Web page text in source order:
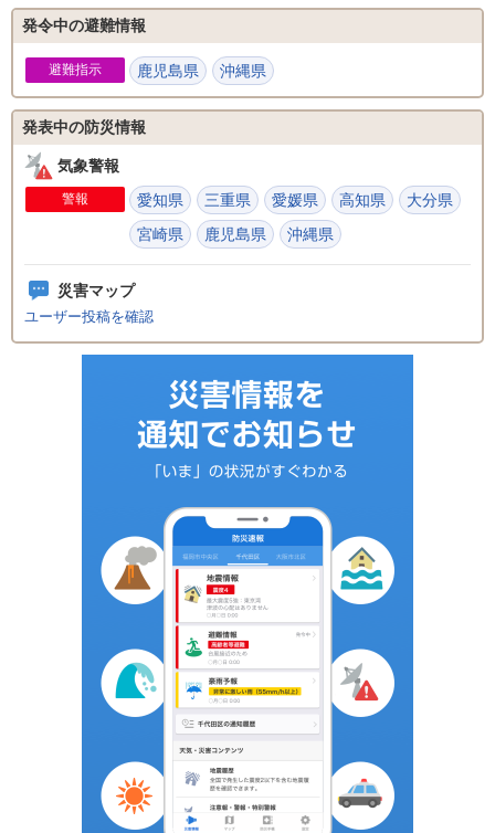
発令中の避難情報
避難指示 鹿児島県 沖縄県
発表中の防災情報
気象警報
警報 愛知県 三重県 愛媛県 高知県
大分県
宮崎県
鹿児島県 沖縄県
災害マップ
ユーザー投稿を確認